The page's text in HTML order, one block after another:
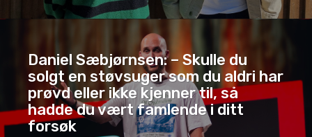
Daniel Sæbjørnsen: – Skulle du
solgt en støvsuger som du aldri har
prøvd eller ikke kjenner til, så
hadde du vært famlende i ditt
forsøk